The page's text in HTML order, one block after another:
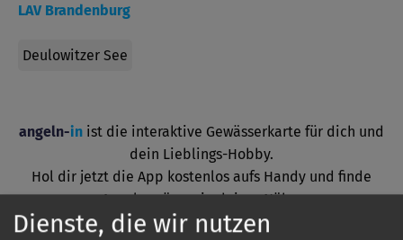
LAV Brandenburg
Deulowitzer See
angeln-in ist die interaktive Gewässerkarte für dich und
dein Lieblings-Hobby.
Hol dir jetzt die App kostenlos aufs Handy und finde
Angelgewässer in deiner Nähe.
Dienste, die wir nutzen